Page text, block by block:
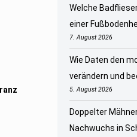
Welche
einer
7. August 2026
Wie Daten den
verändern und
5. August 2026
Doppelter
Nachwuchs in